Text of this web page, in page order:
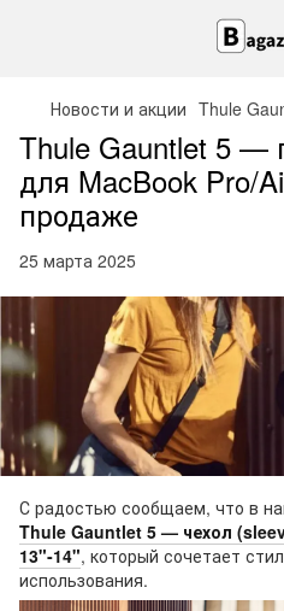
Новости и акции Thule
Thule Gauntlet 5 —
для MacBook Pro/
продаже
25 марта 2025
С радостью сообщаем, что в
Thule Gauntlet 5 — чехол
13"‑14", который сочетает
использования.